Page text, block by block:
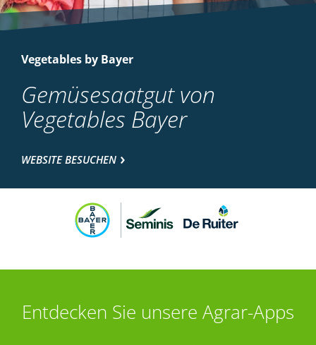
Vegetables by Bayer
Gemüsesaatgut von
Vegetables Bayer
WEBSITE BESUCHEN
Entdecken Sie unsere Agrar-Apps